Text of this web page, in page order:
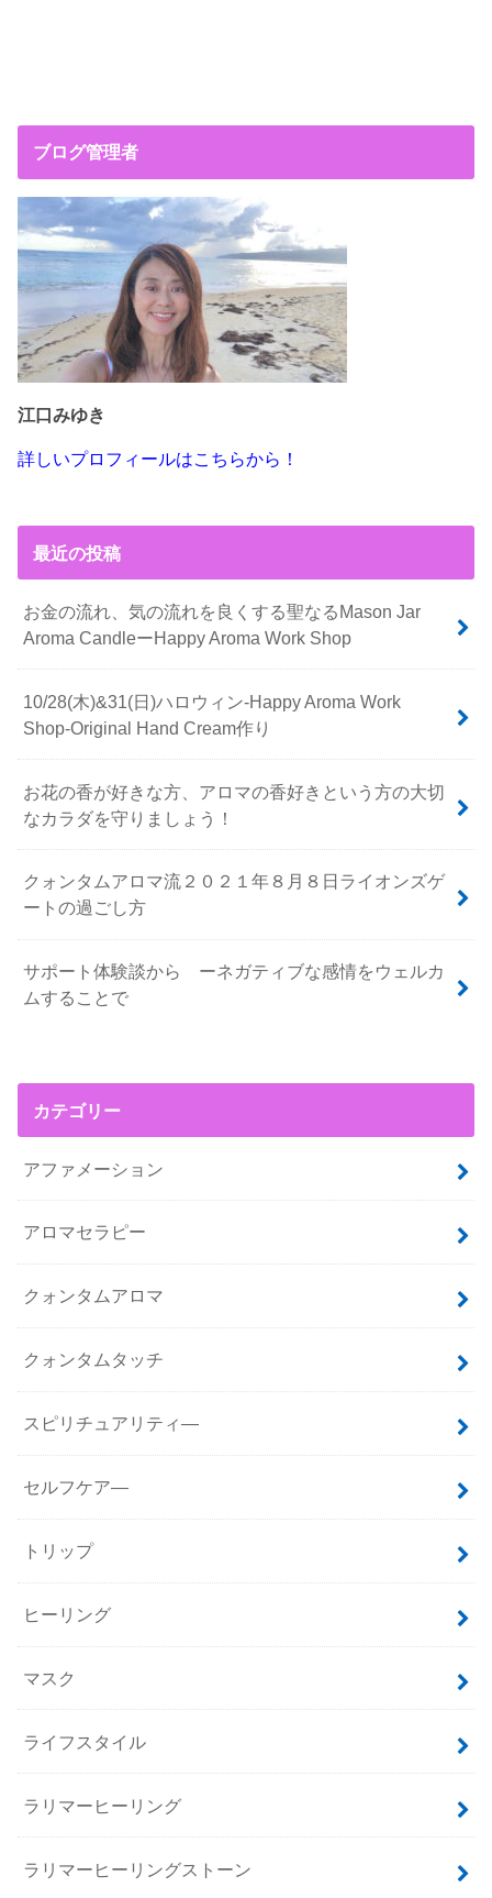
ブログ管理者
江口みゆき
詳しいプロフィールはこちらから！
最近の投稿
お金の流れ、気の流れを良くする聖なるMason Jar
Aroma CandleーHappy Aroma Work Shop
10/28(木)&31(日)ハロウィン-Happy Aroma Work
Shop-Original Hand Cream作り
お花の香が好きな方、アロマの香好きという方の大切
なカラダを守りましょう！
クォンタムアロマ流２０２１年８月８日ライオンズゲ
ートの過ごし方
サポート体験談から ーネガティブな感情をウェルカ
ムすることで
カテゴリー
アファメーション
アロマセラピー
クォンタムアロマ
クォンタムタッチ
スピリチュアリティ―
セルフケア―
トリップ
ヒーリング
マスク
ライフスタイル
ラリマーヒーリング
ラリマーヒーリングストーン